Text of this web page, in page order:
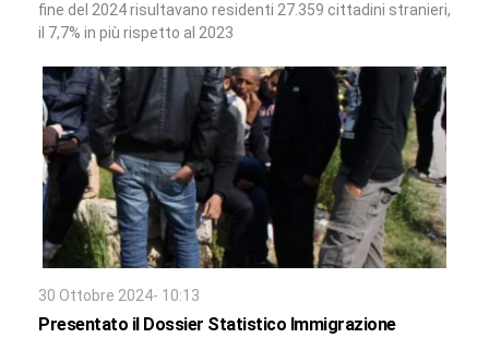
fine del 2024 risultavano residenti 27.359 cittadini stranieri,
il 7,7% in più rispetto al 2023
30 Ottobre 2024- 10:13
Presentato il Dossier Statistico Immigrazione